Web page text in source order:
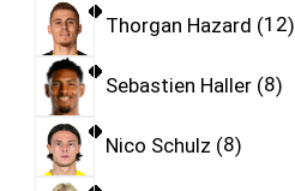
Thorgan Hazard 12
Sebastien Haller 8
Nico Schulz 8